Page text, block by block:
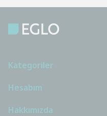
Kategoriler
Hesabım
Hakkımızda